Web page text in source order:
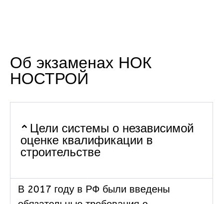
Об экзаменах НОК
НОСТРОЙ
Цели системы о независимой
оценке квалификации в
строительстве
В 2017 году в РФ были введены